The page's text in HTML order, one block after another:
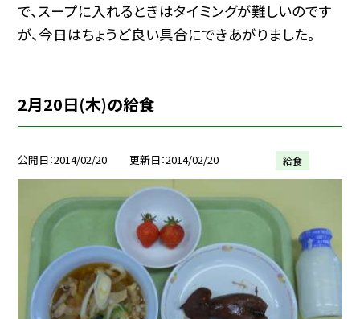
で、スープに入れるときはタイミングが難しいのです
が、今日はちょうど良い具合にできあがりました。
2月20日(木)の給食
公開日 2014/02/20 更新日 2014/02/20 給食